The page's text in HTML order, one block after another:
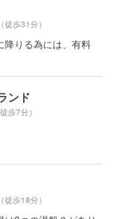
（徒歩31分）
降りる為には、有料
ンド
徒歩7分）
（徒歩18分）